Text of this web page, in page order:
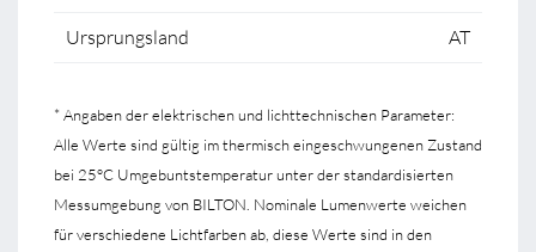
Ursprungsland AT
* Angaben der elektrischen und lichttechnischen Parameter:
Alle Werte sind gültig im thermisch eingeschwungenen Zustand
bei 25°C Umgebuntstemperatur unter der standardisierten
Messumgebung von BILTON. Nominale Lumenwerte weichen
für verschiedene Lichtfarben ab, diese Werte sind in den